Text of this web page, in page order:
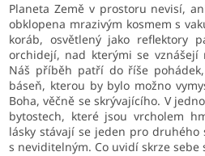
Planeta Země v prostoru nevisí,
obklopena mrazivým kosmem s
koráb, osvětlený jako reflektory
orchidejí, nad kterými se
Náš příběh patří do říše
báseň, kterou by bylo možno
Boha, věčně se skrývajícího. V
bytostech, které jsou vrcholem
lásky stávají se jeden pro
s neviditelným. Co uvidí skrze